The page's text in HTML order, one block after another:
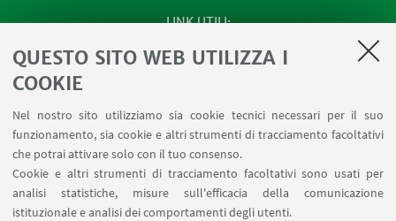
QUESTO SITO WEB UTILIZZA I
COOKIE
Nel nostro sito utilizziamo sia cookie tecnici necessari per il suo
funzionamento, sia cookie e altri strumenti di tracciamento facoltativi
che potrai attivare solo con il tuo consenso.
Cookie e altri strumenti di tracciamento facoltativi sono usati per
analisi statistiche, misure sull'efficacia della comunicazione
istituzionale e analisi dei comportamenti degli utenti.
LINK UTILI
SEMINARI del Dipartimento
MAT info - Informazioni per gli afferenti al Dipartimento
SERVIZI ONLINE interni
Carta dei servizi
SEGUI IL DIPARTIMENTO SU: